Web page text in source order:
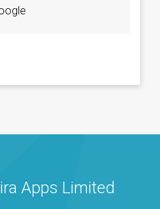
Apps Limited